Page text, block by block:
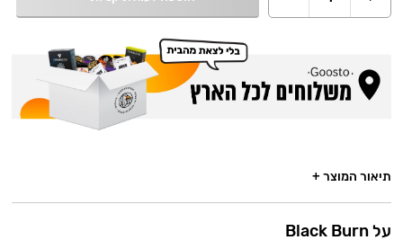
תיאור המוצר +
על Black Burn